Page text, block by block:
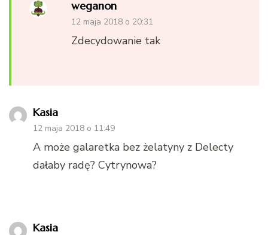
weganon
12 maja 2018 o 20:31
Zdecydowanie tak
Kasia
12 maja 2018 o 11:49
A może galaretka bez żelatyny z Delecty
dałaby radę? Cytrynowa?
Kasia